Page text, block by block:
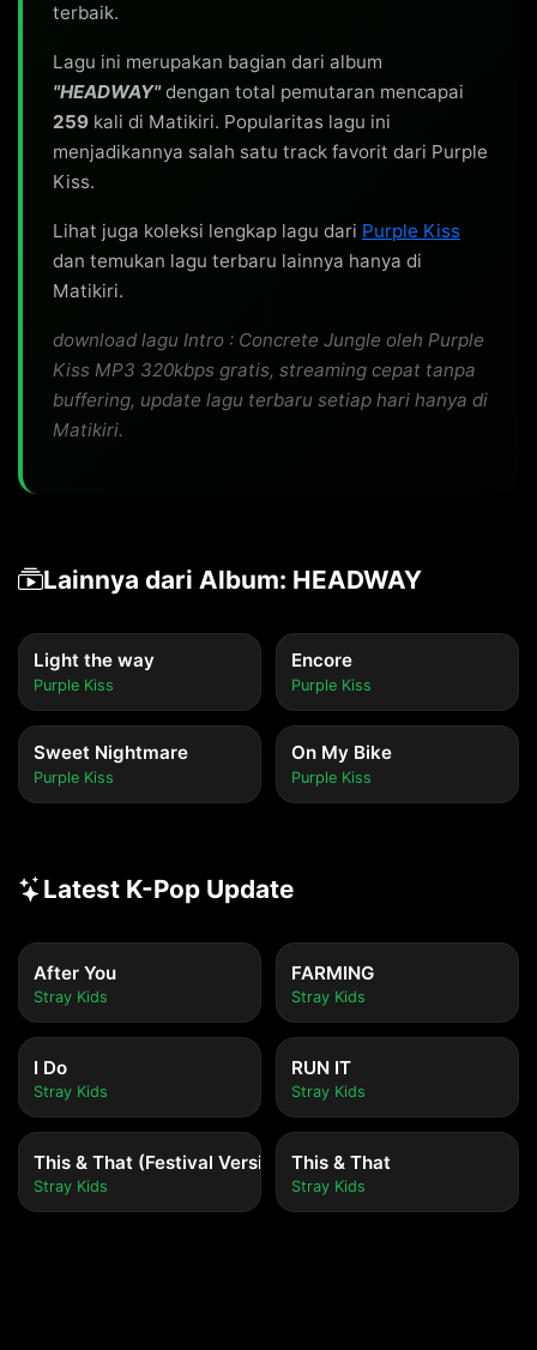
terbaik.
Lagu ini merupakan bagian dari album
"HEADWAY"dengan total pemutaran mencapai
259 kali di Matikiri. Popularitas lagu ini
menjadikannya salah satu track favorit dari Purple
Kiss.
Lihat juga koleksi lengkap lagu dari Purple Kiss
dan temukan lagu terbaru lainnya hanya di
Matikiri.
download lagu Intro : Concrete Jungle oleh Purple
Kiss MP3 320kbps gratis, streaming cepat tanpa
buffering, update lagu terbaru setiap hari hanya di
Matikiri.
Lainnya dari Album: HEADWAY
Light the way
Purple Kiss
Encore
Purple Kiss
Sweet Nightmare
Purple Kiss
On My Bike
Purple Kiss
Latest K-Pop Update
After You
Stray Kids
FARMING
Stray Kids
I Do
Stray Kids
RUN IT
Stray Kids
This & That (Festival Version)
Stray Kids
This & That
Stray Kids